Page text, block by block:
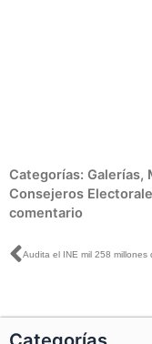
Categorías: Galerías,
Consejeros
comentario
Ant